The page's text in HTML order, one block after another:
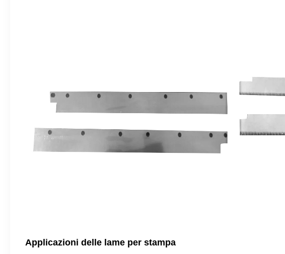
Applicazioni delle lame per stampa